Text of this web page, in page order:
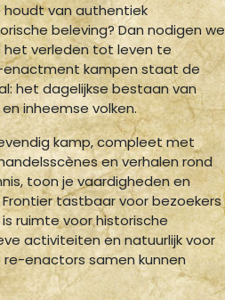
van authentiek
beleving? Dan nodigen we
verleden tot leven te
enactment kampen staat de
het dagelijkse bestaan van
inheemse volken.
kamp, compleet met
en verhalen rond
toon je vaardigheden en
tastbaar voor bezoekers
ruimte voor historische
activiteiten en natuurlijk voor
enactors samen kunnen